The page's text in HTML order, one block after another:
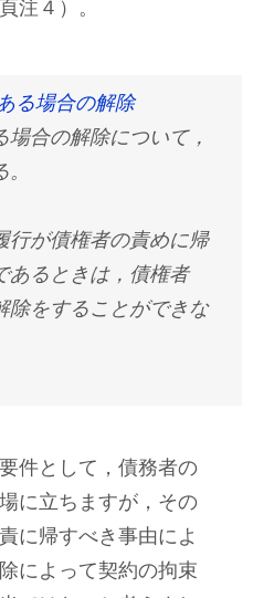
注４）。
る場合の解除
合の解除について，
が債権者の責めに帰
あるときは，債権者
除をすることができな
件として，債務者の
に立ちますが，その
に帰すべき事由によ
によって契約の拘束